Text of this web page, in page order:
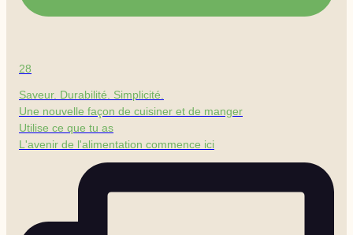
28
Saveur. Durabilité. Simplicité.
Une nouvelle façon de cuisiner et de manger
Utilise ce que tu as
L'avenir de l'alimentation commence ici